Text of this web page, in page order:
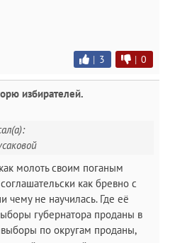
| 3 | 0
избирателей.
молоть своим поганым
как бревно с
чему не научилась. Где её
губернатора проданы в
по округам проданы,